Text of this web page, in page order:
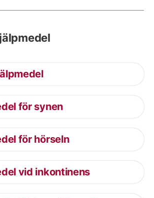
för synen
för hörseln
vid inkontinens